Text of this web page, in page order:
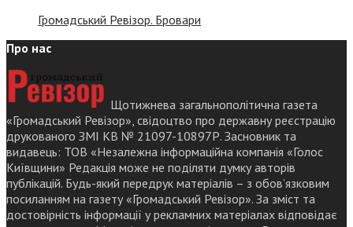
Громадський Ревізор. Бровари
Про нас
Щотижнева загальнополітична газета
«Громадський Ревізор», свідоцтво про державну реєстрацію
друкованого ЗМІ КВ № 21097-10897Р. Засновник та
видавець: ТОВ «Незалежна інформаційна компанія «Голос
Київщини» Редакція може не поділяти думку авторів
публікацій. Будь-який передрук матеріалів – з обов’язковим
посиланням на газету «Громадський Ревізор». За зміст та
достовірність інформації у рекламних матеріалах відповідає